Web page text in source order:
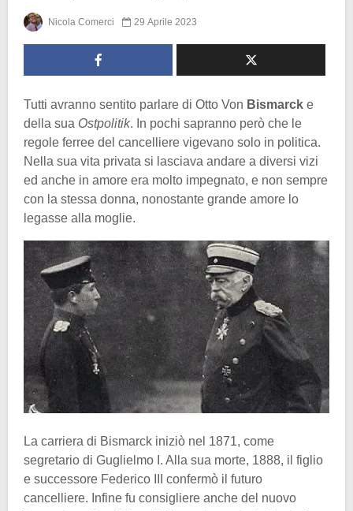
Nicola Comerci 29 Aprile 2023
Tutti avranno sentito parlare di Otto Von Bismarck e
della sua Ostpolitik. In pochi sapranno però che le
regole ferree del cancelliere vigevano solo in politica.
Nella sua vita privata si lasciava andare a diversi vizi
ed anche in amore era molto impegnato, e non sempre
con la stessa donna, nonostante grande amore lo
legasse alla moglie.
La carriera di Bismarck iniziò nel 1871, come
segretario di Guglielmo I. Alla sua morte, 1888, il figlio
e successore Federico III confermò il futuro
cancelliere. Infine fu consigliere anche del nuovo